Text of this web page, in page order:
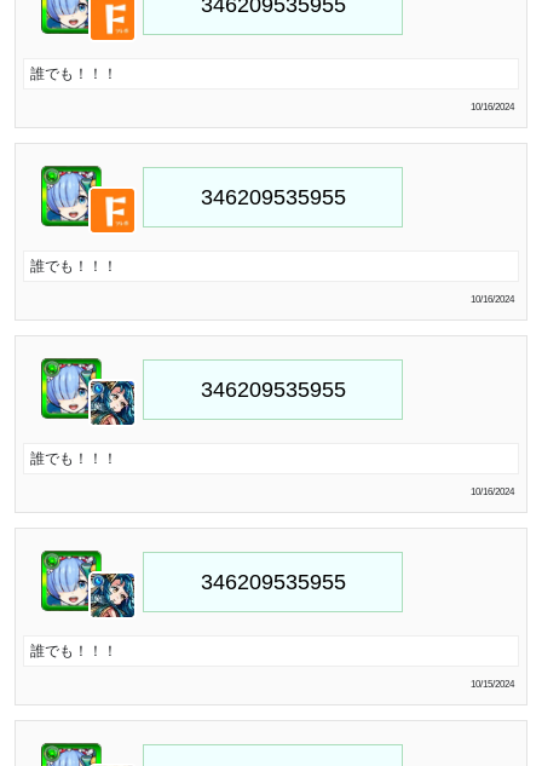
誰でも！！！
10/16/2024
誰でも！！！
10/16/2024
誰でも！！！
10/16/2024
誰でも！！！
10/15/2024